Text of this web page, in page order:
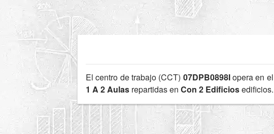
El centro de trabajo (CCT) 07DPB0898Iopera en
1 A 2 Aulas repartidas en Con 2 Edificios